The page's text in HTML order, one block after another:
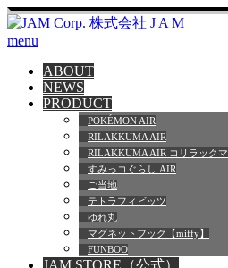
menu
ABOUT
NEWS
PRODUCT
POKÉMON AIR
RILAKKUMA AIR
RILAKKUMA AIR コリラックマ
すみっコぐらし AIR
ご当地
テトラフィビッツ
ゆれ丸
マグネットフック【miffy】
FUNBOO
JAM STORE（公式）